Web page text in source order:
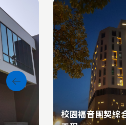
校園褔音團契綜